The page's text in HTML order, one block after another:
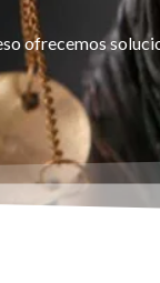
ofrecemos